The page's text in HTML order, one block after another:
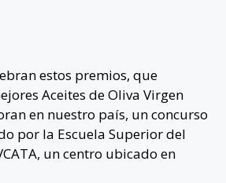
estos premios, que
Aceites de Oliva Virgen
en nuestro país, un concurso
por la Escuela Superior del
un centro ubicado en